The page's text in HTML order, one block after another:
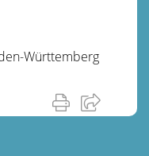
Württemberg